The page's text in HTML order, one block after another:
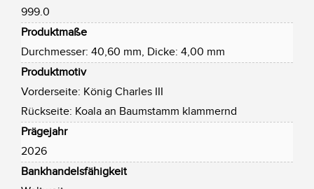
999.0
Produktmaße
Durchmesser: 40,60 mm, Dicke: 4,00 mm
Produktmotiv
Vorderseite: König Charles III
Rückseite: Koala an Baumstamm klammernd
Prägejahr
2026
Bankhandelsfähigkeit